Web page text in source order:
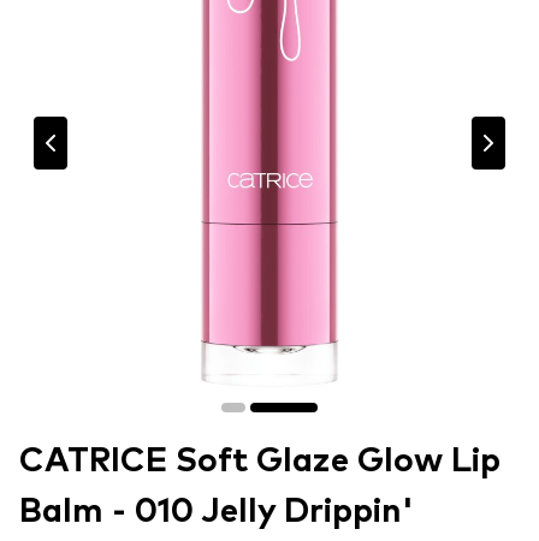
CATRICE Soft Glaze Glow Lip
Balm - 010 Jelly Drippin'